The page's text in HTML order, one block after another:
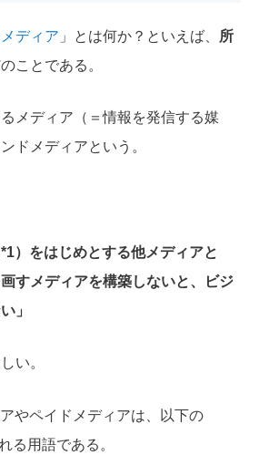
ディア 」とは何か？といえば、
所
のことである。
メディア（＝情報を発信する媒
ドメディアという。
）をはじめとする他メディアと
すメディアを構築しないと、ビジ
」
い。
やペイドメディアは、以下の
る用語である。